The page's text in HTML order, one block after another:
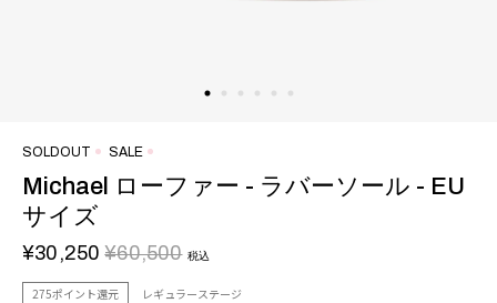
SOLDOUT SALE
Michael ローファー - ラバーソール - EU
サイズ
¥30,250 ¥60,500 税込
275ポイント還元
レギュラーステージ